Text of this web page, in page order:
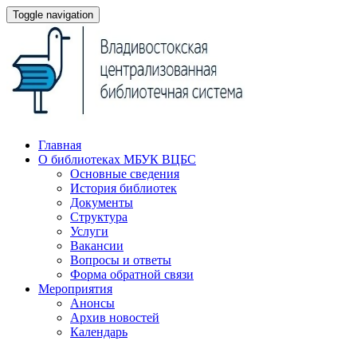
Toggle navigation
Главная
О библиотеках МБУК ВЦБС
Основные сведения
История библиотек
Документы
Структура
Услуги
Вакансии
Вопросы и ответы
Форма обратной связи
Мероприятия
Анонсы
Архив новостей
Календарь